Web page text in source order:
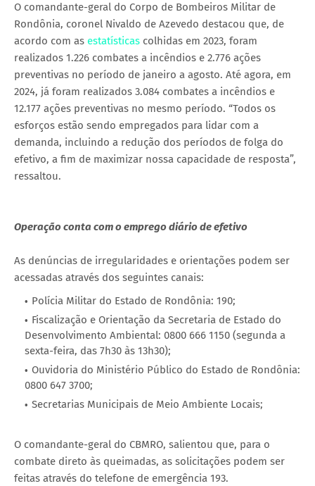
O comandante-geral do Corpo de Bombeiros Militar de
Rondônia, coronel Nivaldo de Azevedo destacou que, de
acordo com as estatísticas colhidas em 2023, foram
realizados 1.226 combates a incêndios e 2.776 ações
preventivas no período de janeiro a agosto. Até agora, em
2024, já foram realizados 3.084 combates a incêndios e
12.177 ações preventivas no mesmo período. “Todos os
esforços estão sendo empregados para lidar com a
demanda, incluindo a redução dos períodos de folga do
efetivo, a fim de maximizar nossa capacidade de resposta”,
ressaltou.
Operação conta com o emprego diário de efetivo
As denúncias de irregularidades e orientações podem ser
acessadas através dos seguintes canais:
Polícia Militar do Estado de Rondônia: 190;
Fiscalização e Orientação da Secretaria de Estado do
Desenvolvimento Ambiental: 0800 666 1150 (segunda a
sexta-feira, das 7h30 às 13h30);
Ouvidoria do Ministério Público do Estado de Rondônia:
0800 647 3700;
Secretarias Municipais de Meio Ambiente Locais;
O comandante-geral do CBMRO, salientou que, para o
combate direto às queimadas, as solicitações podem ser
feitas através do telefone de emergência 193.